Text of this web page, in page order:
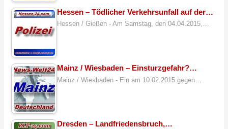
Hessen – Tödlicher Verkehrsunfall auf der…
Hessen / Gießen - Am Samstag, den 04.04.2015,…
Mainz / Wiesbaden – Einsturzgefahr?…
Mainz / Wiesbaden - Ein am 10.02.2015 gegen…
Dresden – Landfriedensbruch,…